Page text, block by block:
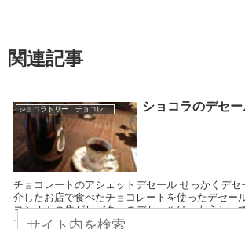
関連記事
ショコラトリー チョコレートブランド ショコラのデセー
チョコレートのアシェットデセール せっかくデセ
介したお店で食べたチョコレートを使ったデセー
ヨシオカの焦がしバターのデセールは、もうとっ
ですが、添えてあるソースがホワイトチョコを焦